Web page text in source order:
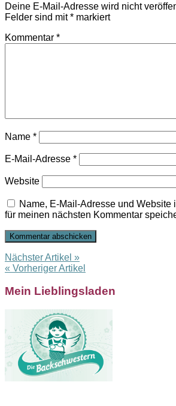
Deine E-Mail-Adresse wird nicht
Felder sind mit* markiert
Kommentar *
Name *
E-Mail-Adresse *
Website
Name, E-Mail-Adresse und Website
für meinen nächsten Kommentar
Nächster Artikel »
« Vorheriger Artikel
Mein Lieblingsladen